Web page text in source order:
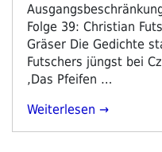
Folge 39: Christian
Gräser Die Gedichte
Futschers jüngst bei
‚Das Pfeifen …
„jeder
Weiterlesen